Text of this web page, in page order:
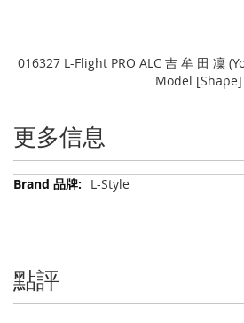
016327 L-Flight PRO ALC 吉 牟 田 凜
Model [Shape]
更多信息
更
L-Style
點評